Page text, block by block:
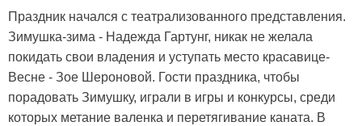
Праздник начался с театрализованного представления.
Зимушка-зима - Надежда Гартунг, никак не желала
покидать свои владения и уступать место красавице-
Весне - Зое Шероновой. Гости праздника, чтобы
порадовать Зимушку, играли в игры и конкурсы, среди
которых метание валенка и перетягивание каната. В